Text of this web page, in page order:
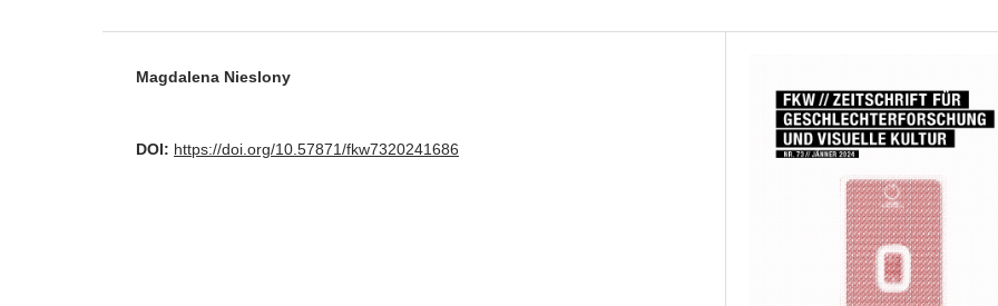
Magdalena Nieslony
DOI: https://doi.org/10.57871/fkw7320241686